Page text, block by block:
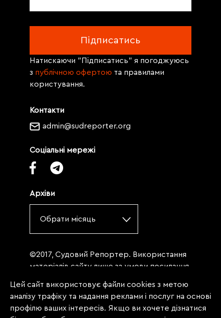
Контакти
admin@sudreporter.org
Соціальні мережі
Архіви
Обрати місяць
Натискаючи "Підписатись" я погоджуюсь
з публічною офертою та правилами
користування.
©2017, Судовий Репортер. Використання
матеріалів сайту лише за умови посилання
«Судовий репортер» не нижче третього
абзацу. Матеріали, щодо яких міститься
заборона на повну републікацію
Цей сайт використовує файли cookies з метою
аналізу трафіку та надання реклами і послуг на основі
профілю ваших інтересів. Якщо ви хочете дізнатися